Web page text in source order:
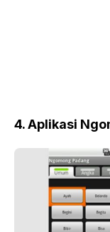
4. Aplikasi